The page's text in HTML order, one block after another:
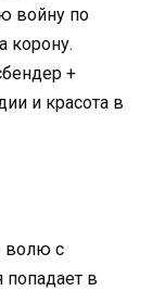
войну по
корону.
+
и красота в
волю с
в